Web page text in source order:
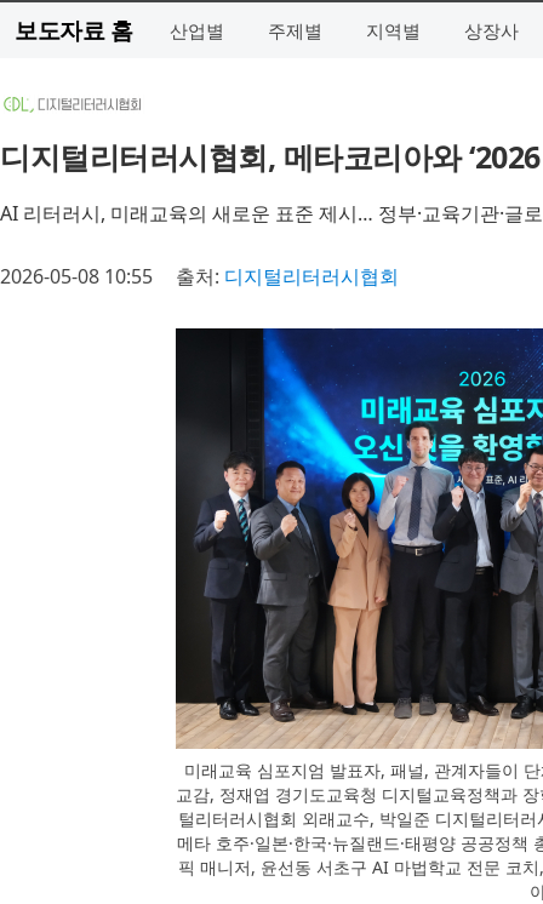
보도자료 홈 산업별 주제별 지역별 상장사
디지털리터러시협회, 메타코리아와
AI 리터러시, 미래교육의 새로운 표준 제시… 정부·교육기관·글
2026-05-08 10:55 출처: 디지털리터러시협회
미래교육 심포지엄 발표자, 패널, 관계자들이
교감, 정재엽 경기도교육청 디지털교육정책과
털리터러시협회 외래교수, 박일준 디지털리터
메타 호주·일본·한국·뉴질랜드·태평양 공공정
픽 매니저, 윤선동 서초구 AI 마법학교 전문 코